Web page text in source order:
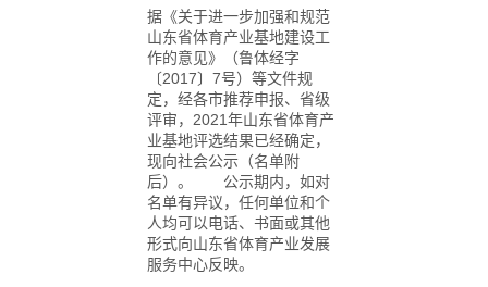
据《关于进一步加强和规范
山东省体育产业基地建设工
作的意见》（鲁体经字
〔2017〕7号）等文件规
定，经各市推荐申报、省级
评审，2021年山东省体育产
业基地评选结果已经确定，
现向社会公示（名单附
后）。 公示期内，如对
名单有异议，任何单位和个
人均可以电话、书面或其他
形式向山东省体育产业发展
服务中心反映。